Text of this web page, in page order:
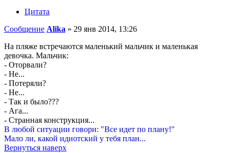
Цитата
Сообщение Alika » 29 янв 2014, 13:26
На пляже встречаются маленький мальчик и маленькая
девочка. Мальчик:
- Оторвали?
- Не...
- Потеряли?
- Не...
- Так и было???
- Ага...
- Странная конструкция...
В любой ситуации говори: "Все идет по плану!"
Мало ли, какой идиотский у тебя план...
Вернуться наверх